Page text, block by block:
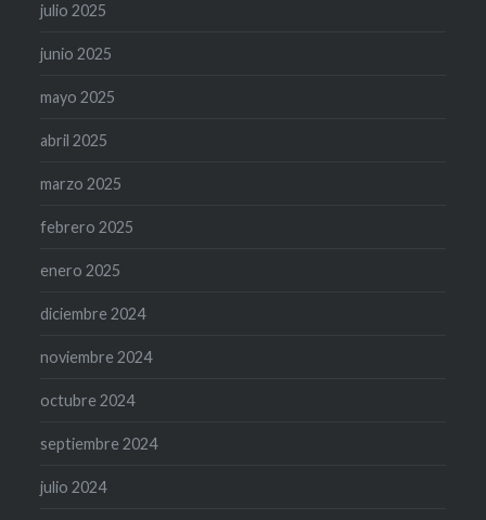
julio 2025
junio 2025
mayo 2025
abril 2025
marzo 2025
febrero 2025
enero 2025
diciembre 2024
noviembre 2024
octubre 2024
septiembre 2024
julio 2024